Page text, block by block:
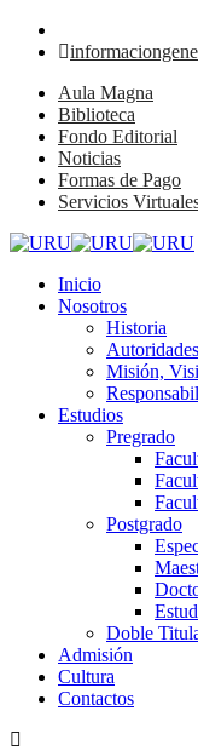
Aula Magna
Biblioteca
Fondo Editorial
Noticias
Formas de Pago
Servicios
Inicio
Nosotros
Historia
Autoridades
Misión,
Estudios
Pregrado
Postgrado
Doble
Admisión
Cultura
Contactos